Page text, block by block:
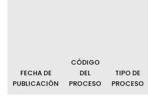
Plan Anual Contratación - PAC
Plan Operativo Anual - POA
FECHA DE
PUBLICACIÓN
CÓDIGO
DEL
PROCESO
TIPO DE
PROCESO